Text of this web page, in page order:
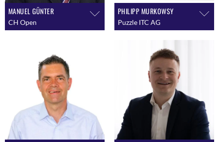
MANUEL GÜNTER
CH Open
PHILIPP MURKOWSY
Puzzle ITC AG